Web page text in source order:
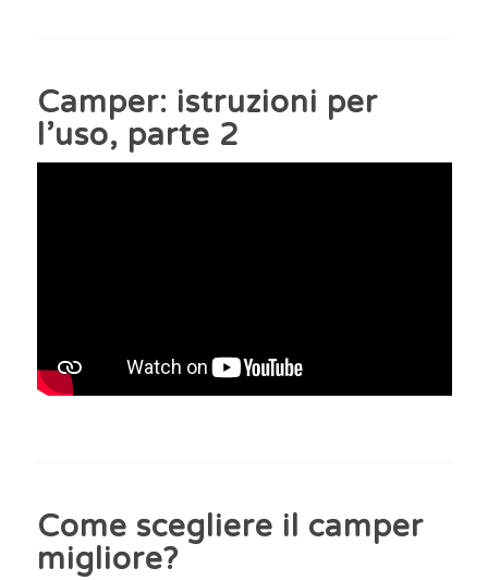
Camper: istruzioni per
l’uso, parte 2
Come scegliere il camper
migliore?